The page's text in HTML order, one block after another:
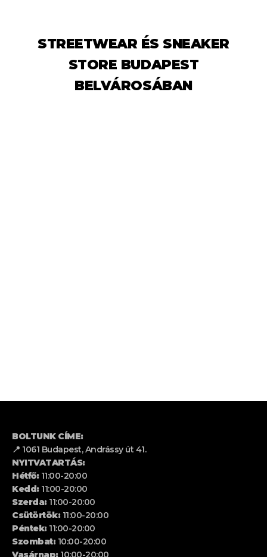
STREETWEAR ÉS SNEAKER
STORE BUDAPEST
BELVÁROSÁBAN
BOLTUNK CÍME:
📍 1061 Budapest, Andrássy út 41.
NYITVATARTÁS:
Hétfő: 11:00-20:00
Kedd: 11:00-20:00
Szerda: 11:00-20:00
Csütörtök: 11:00-20:00
Péntek: 11:00-20:00
Szombat: 10:00-20:00
Vasárnap: 10:00-20:00